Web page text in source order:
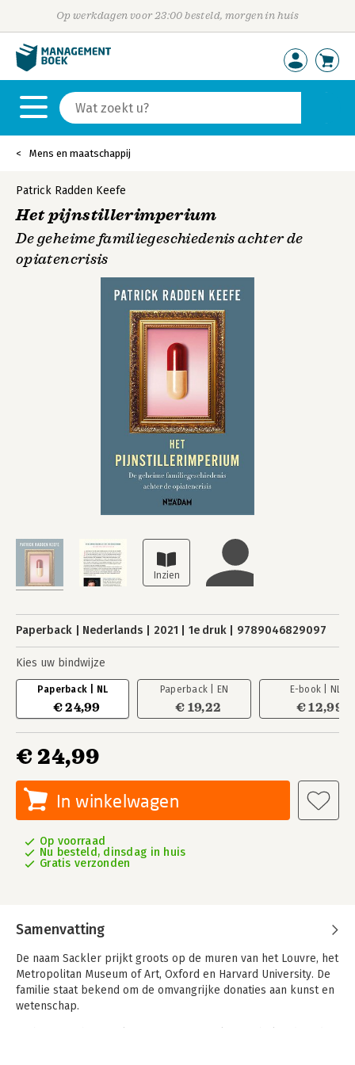
Op werkdagen voor 23:00 besteld, morgen in huis
Mens en maatschappij
Patrick Radden Keefe
Het pijnstillerimperium
De geheime familiegeschiedenis achter de
opiatencrisis
Paperback Nederlands 2021 1e druk 9789046829097
Kies uw bindwijze
Paperback | NL
€ 24,99
Paperback | EN
€ 19,22
E-book | NL
€ 12,99
€ 24,99
In winkelwagen
Op voorraad
Nu besteld, dinsdag in huis
Gratis verzonden
Samenvatting
De naam Sackler prijkt groots op de muren van het Louvre, het
Metropolitan Museum of Art, Oxford en Harvard University. De
familie staat bekend om de omvangrijke donaties aan kunst en
wetenschap.